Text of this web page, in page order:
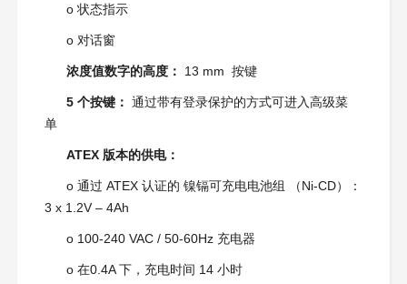
o 状态指示
o 对话窗
浓度值数字的高度： 13 mm 按键
5 个按键： 通过带有登录保护的方式可进入高级菜
单
ATEX 版本的供电：
o 通过 ATEX 认证的 镍镉可充电电池组 （Ni-CD）：
3 x 1.2V – 4Ah
o 100-240 VAC / 50-60Hz 充电器
o 在0.4A 下，充电时间 14 小时